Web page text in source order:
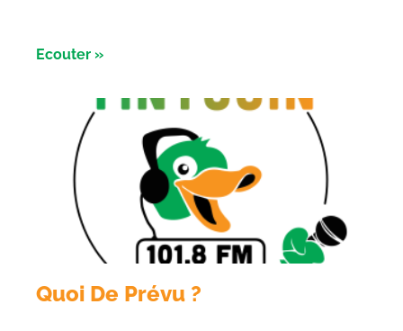
Ecouter »
Quoi De Prévu ?